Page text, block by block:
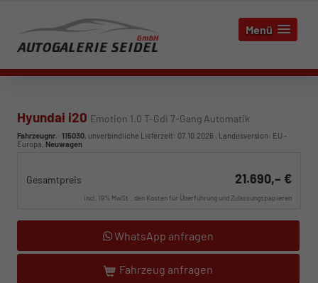
Menü
Hyundai i20 Emotion 1.0 T-Gdi 7-Gang Automatik
Fahrzeugnr.: 115030, unverbindliche Lieferzeit: 07.10.2026 , Landesversion: EU -
Europa, Neuwagen
Gesamtpreis 21.690,– €
incl. 19% MwSt., den Kosten für Überführung und Zulassungspapieren
WhatsApp anfragen
Fahrzeug anfragen